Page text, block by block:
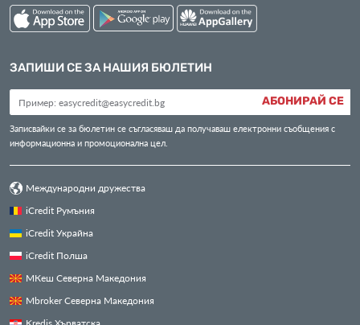
ЗАПИШИ СЕ ЗА НАШИЯ БЮЛЕТИН
АБОНИРАЙ СЕ
Записвайки се за бюлетин се съгласяваш да получаваш електронни съобщения с
информационна и промоционална цел.
Международни дружества
iCredit Румъния
iCredit Украйна
iCredit Полша
МКеш Северна Македония
Mbroker Северна Македония
Kredis Хърватска